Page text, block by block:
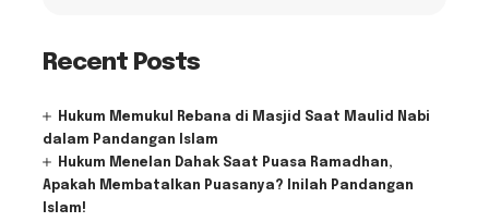
Recent Posts
Hukum Memukul Rebana di Masjid Saat Maulid Nabi
dalam Pandangan Islam
Hukum Menelan Dahak Saat Puasa Ramadhan,
Apakah Membatalkan Puasanya? Inilah Pandangan
Islam!